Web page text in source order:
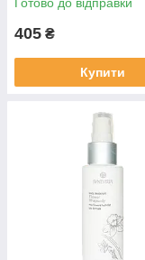
405 ₴
Купити